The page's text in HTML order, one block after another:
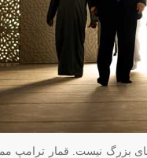
بزرگ نیست. قمار ترامپ